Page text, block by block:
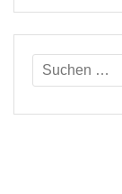
Suchen
nach: